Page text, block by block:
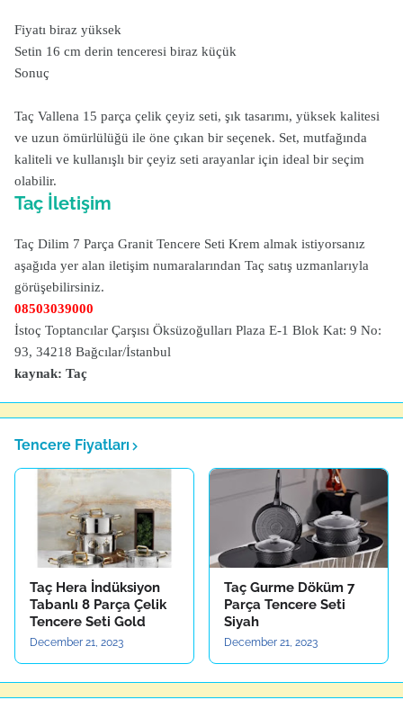
Fiyatı biraz yüksek
Setin 16 cm derin tenceresi biraz küçük
Sonuç
Taç Vallena 15 parça çelik çeyiz seti, şık tasarımı, yüksek kalitesi
ve uzun ömürlülüğü ile öne çıkan bir seçenek. Set, mutfağında
kaliteli ve kullanışlı bir çeyiz seti arayanlar için ideal bir seçim
olabilir.
Taç İletişim
Taç Dilim 7 Parça Granit Tencere Seti Krem almak istiyorsanız
aşağıda yer alan iletişim numaralarından Taç satış uzmanlarıyla
görüşebilirsiniz.
08503039000
İstoç Toptancılar Çarşısı Öksüzoğulları Plaza E-1 Blok Kat: 9 No:
93, 34218 Bağcılar/İstanbul
kaynak: Taç
Tencere Fiyatları
Taç Hera İndüksiyon
Tabanlı 8 Parça Çelik
Tencere Seti Gold
December 21, 2023
Taç Gurme Döküm 7
Parça Tencere Seti
Siyah
December 21, 2023